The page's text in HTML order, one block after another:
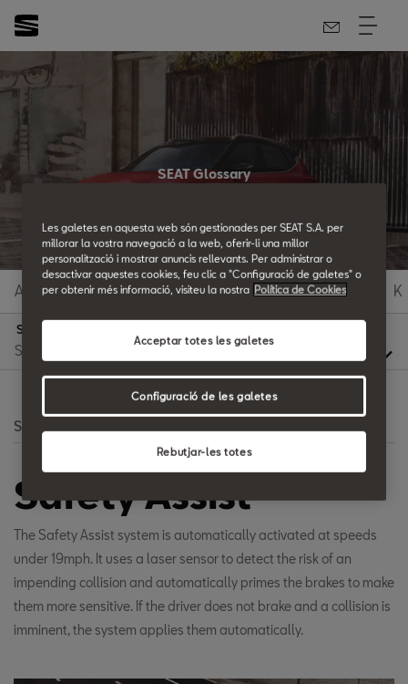
SEAT Glossary
All the details.
A B C D E F G H I K
S
Search
Safety Assist
The Safety Assist system is automatically activated at speeds
under 19mph. It uses a laser sensor to detect the risk of an
impending collision and automatically primes the brakes to make
them more sensitive. If the driver does not brake and a collision is
imminent, the system applies them automatically.
Les galetes en aquesta web són gestionades per SEAT S.A. per
millorar la vostra navegació a la web, oferir-li una millor
personalització i mostrar anuncis rellevants. Per administrar o
desactivar aquestes cookies, feu clic a "Configuració de galetes" o
per obtenir més informació, visiteu la nostra Política de Cookies
Rebutjar-les totes
Acceptar totes les galetes
Configuració de les galetes